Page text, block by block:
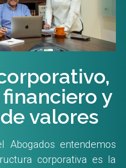
y
valores
Abogados entendemos
corporativa es la